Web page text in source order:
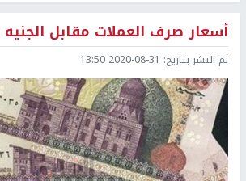
أسعار صرف العملات مقابل
تم النشر بتاريخ: 2020-08-31 13:50